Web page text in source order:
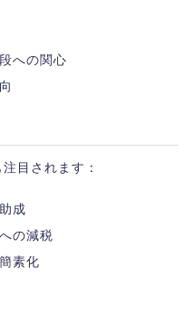
への関心
目されます：
成
の減税
素化